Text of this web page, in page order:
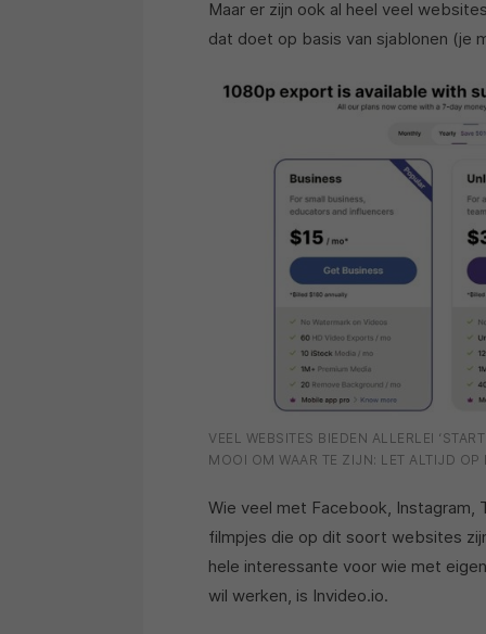
Maar er zijn ook al heel veel
dat doet op basis van sjablonen (je
VEEL WEBSITES BIEDEN ALLERLEI
MOOI OM WAAR TE ZIJN: LET ALTIJD OP
Wie veel met Facebook, Instagram,
filmpjes die op dit soort websites
hele interessante voor wie met
wil werken, is Invideo.io.